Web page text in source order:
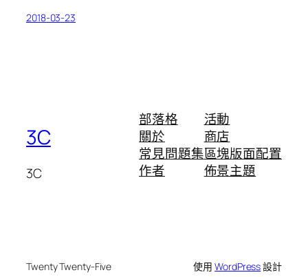
2018-03-23
3C
3C
部落格
關於
常見問題集
作者
活動
商店
區塊版面配置
佈景主題
Twenty Twenty-Five 使用WordPress設計